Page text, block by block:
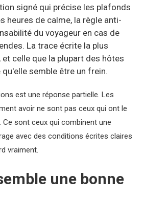
signé qui précise les plafonds
heures de calme, la règle anti-
du voyageur en cas de
La trace écrite la plus
celle que la plupart des hôtes
semble être un frein.
est une réponse partielle. Les
avoir ne sont pas ceux qui ont le
Ce sont ceux qui combinent une
avec des conditions écrites claires
vraiment.
une bonne